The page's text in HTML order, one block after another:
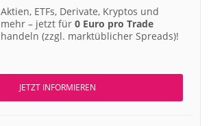
Aktien, ETFs, Derivate, Kryptos und
mehr – jetzt für 0 Euro pro Trade
handeln (zzgl. marktüblicher Spreads)!
JETZT INFORMIEREN